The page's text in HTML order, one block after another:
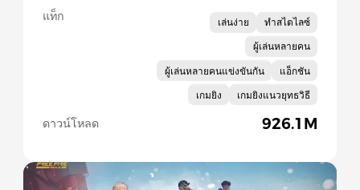
Slide 1 of 5
แท็ก เล่นง่าย ทำสไตไลซ์
ผู้เล่นหลายคน
ผู้เล่นหลายคนแข่งขันกัน แอ็กชัน
เกมยิง เกมยิงแนวยุทธวิธี
ดาวน์โหลด 926.1M